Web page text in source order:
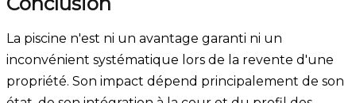
La piscine n'est ni un avantage garanti ni un
inconvénient systématique lors de la revente d'une
propriété. Son impact dépend principalement de son